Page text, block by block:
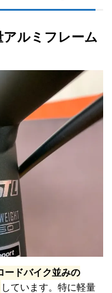
ルミフレーム
ードバイク並みの
しています。特に軽量